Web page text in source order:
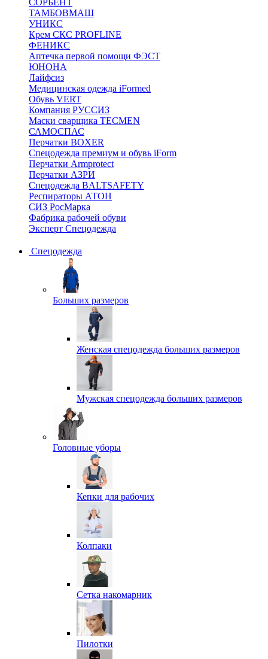
СОРБЕНТ
ТАМБОВМАШ
УНИКС
Крем СКС PROFLINE
ФЕНИКС
Аптечка первой помощи ФЭСТ
ЮНОНА
Лайфсиз
Медицинская одежда iFormed
Обувь VERT
Компания РУССИЗ
Маски сварщика TECMEN
САМОСПАС
Перчатки BOXER
Спецодежда премиум и обувь iForm
Перчатки Armprotect
Перчатки АЗРИ
Спецодежда BALTSAFETY
Респираторы АТОН
СИЗ РосМарка
Фабрика рабочей обуви
Эксперт Спецодежда
Спецодежда
Больших размеров
Женская спецодежда больших размеров
Мужская спецодежда больших размеров
Головные уборы
Кепки для рабочих
Колпаки
Сетка накомарник
Пилотки